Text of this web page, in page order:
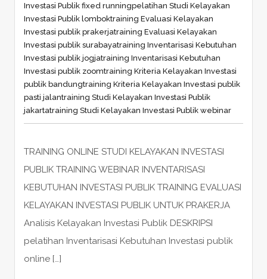
Investasi Publik fixed runningpelatihan Studi Kelayakan
Investasi Publik lomboktraining Evaluasi Kelayakan
Investasi publik prakerjatraining Evaluasi Kelayakan
Investasi publik surabayatraining Inventarisasi Kebutuhan
Investasi publik jogjatraining Inventarisasi Kebutuhan
Investasi publik zoomtraining Kriteria Kelayakan Investasi
publik bandungtraining Kriteria Kelayakan Investasi publik
pasti jalantraining Studi Kelayakan Investasi Publik
jakartatraining Studi Kelayakan Investasi Publik webinar
TRAINING ONLINE STUDI KELAYAKAN INVESTASI
PUBLIK TRAINING WEBINAR INVENTARISASI
KEBUTUHAN INVESTASI PUBLIK TRAINING EVALUASI
KELAYAKAN INVESTASI PUBLIK UNTUK PRAKERJA
Analisis Kelayakan Investasi Publik DESKRIPSI
pelatihan Inventarisasi Kebutuhan Investasi publik
online […]